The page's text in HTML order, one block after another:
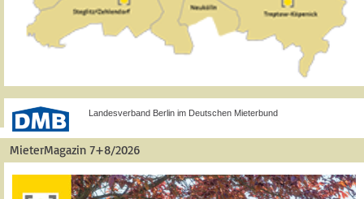
Landesverband Berlin im Deutschen Mieterbund
MieterMagazin 7+8/2026